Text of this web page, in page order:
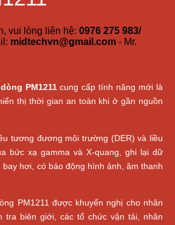
vui lòng liên hệ: 0976 275 983/
midtechvn@gmail.com - Mr.
PM1211cung cấp tính năng mới là
thị thời gian an toàn khi ở gần nguồn
tương đương môi trường (DER) và liều
bức xạ gamma và X-quang, ghi lại dữ
bay hơi, có báo động hình ảnh, âm thanh
PM1211 được khuyến nghị cho nhân
tra biên giới, các tổ chức vận tải, nhân